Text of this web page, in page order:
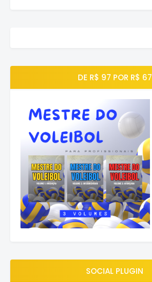
DE R$ 97 POR R$ 67
SOCIAL PLUGIN